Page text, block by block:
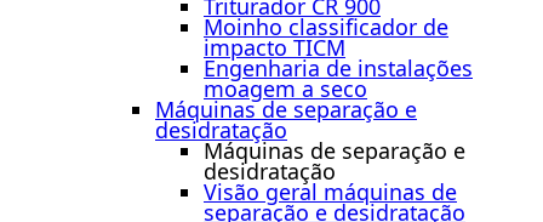
Triturador CR 900
Moinho classificador de
impacto TICM
Engenharia de instalações
moagem a seco
Máquinas de separação e
desidratação
Máquinas de separação e
desidratação
Visão geral máquinas de
separação e desidratação